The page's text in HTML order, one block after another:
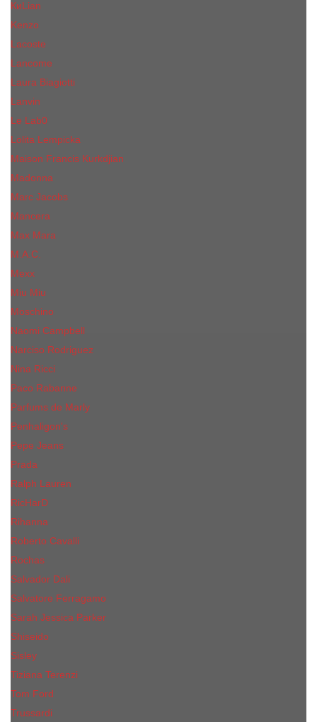
КиLian
Kenzo
Lacoste
Lancome
Laura Biagiotti
Lanvin
Lе Lab0
Lolita Lempicka
Maison Francis Kurkdjian
Madonna
Marc Jacobs
Mancera
Max Mara
M.А.C.
Mexx
Miu Miu
Mоsсhino
Naomi Campbell
Narciso Rodriguez
Nina Ricci
Paco Rabanne
Parfums de Marly
Penhaligon's
Pepe Jeans
Prada
Ralph Lauren
RicHarD
Rihanna
Roberto Cavalli
Rochas
Salvador Dali
Salvatore Ferragamo
Sarah Jessica Parker
Shiseido
Sisley
Tiziana Terenzi
Tom Ford
Trussardi